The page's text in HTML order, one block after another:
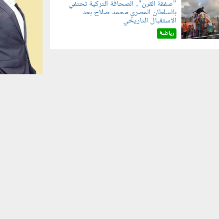
"صفقة القرن".. الصحافة التركية تحتفي
بالسلطان المصري محمد صلاح بعد
الاستقبال التاريخي
رياضة